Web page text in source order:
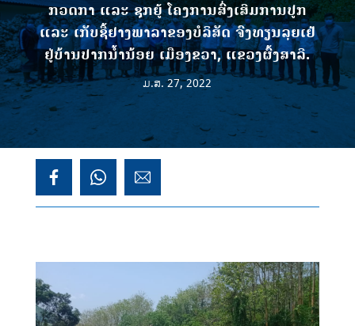
ກວດກາ ແລະ ຊຸກຍູ້ ໂຄງການສົ່ງເສີມການປູກ
ແລະ ເກັບຊື້ຢາງພາລາຂອງບໍລິສັດ ຈົງທຽນລຸຍເຢ້
ຢູ່ບ້ານປາກນໍ້ານ້ອຍ ເມືອງຂວາ, ແຂວງຜົ້ງສາລີ.
ມ.ສ. 27, 2022